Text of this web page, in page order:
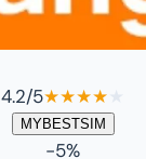
4.2/5★★★★
MYBESTSIM
-5%